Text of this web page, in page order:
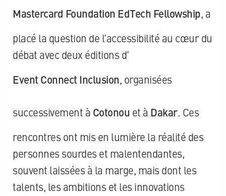
Mastercard Foundation EdTech Fellowship, a
placé la question de l’accessibilité au cœur du
débat avec deux éditions d’
Event Connect Inclusion, organisées
successivement à Cotonou et à Dakar. Ces
rencontres ont mis en lumière la réalité des
personnes sourdes et malentendantes,
souvent laissées à la marge, mais dont les
talents, les ambitions et les innovations